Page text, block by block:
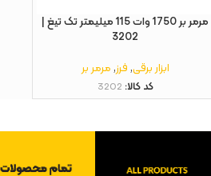
مرمر بر 1750 وات 115 میلیمتر تک تیغ |
3202
ابزار برقی,فرز,مرمر بر
کد کالا: 3202